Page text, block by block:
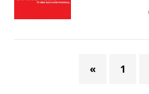
« 1